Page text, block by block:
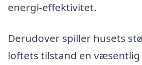
energi-effektivitet.
Derudover spiller husets
loftets tilstand en væsentlig